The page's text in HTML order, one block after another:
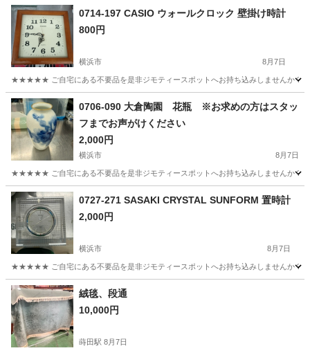
0714-197 CASIO ウォールクロック 壁掛け時計
800円
横浜市 8月7日
★★★★★ ご自宅にある不要品を是非ジモティースポットへお持ち込みしませんか？
神奈川 横浜市 ウォール
0706-090 大倉陶園 花瓶 ※お求めの方はスタッ
フまでお声がけください
2,000円
横浜市 8月7日
★★★★★ ご自宅にある不要品を是非ジモティースポットへお持ち込みしませんか？
神奈川 横浜市 0727-271 SASAKI CRYSTAL SUNFORM 置時計
2,000円
横浜市 8月7日
★★★★★ ご自宅にある不要品を是非ジモティースポットへお持ち込みしませんか？
神奈川 横浜市 時計
絨毯、段通
10,000円
蒔田駅 8月7日